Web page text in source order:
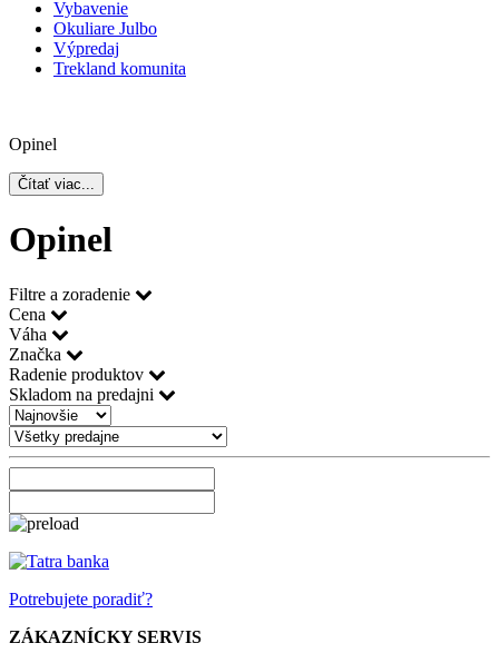
Vybavenie
Okuliare Julbo
Výpredaj
Trekland komunita
Opinel
Čítať viac...
Opinel
Filtre a zoradenie
Cena
Váha
Značka
Radenie produktov
Skladom na predajni
Potrebujete poradiť?
ZÁKAZNÍCKY SERVIS